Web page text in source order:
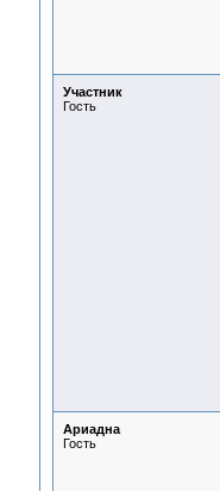
Участник
Гость
Ариадна
Гость